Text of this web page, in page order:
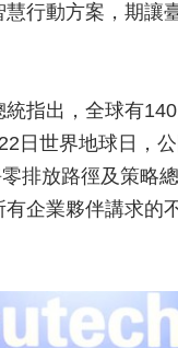
行動方案，期讓
指出，全球有
日世界地球日，
排放路徑及策略
企業夥伴講求的